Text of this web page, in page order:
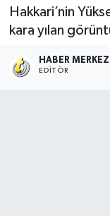
Hakkari’nin
kara yılan
HABER MERKEZI
EDITÖR